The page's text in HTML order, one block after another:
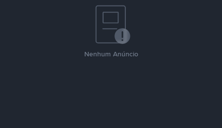
Nenhum Anúncio